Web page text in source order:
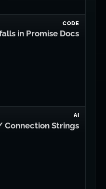
CODE
in Promise Docs
AI
Strings